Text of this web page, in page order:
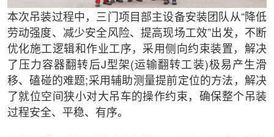
本次吊装过程中，三门项目部主设备安装团队从“降低
劳动强度、减少安全风险、提高现场工效”出发，不断
优化施工逻辑和作业工序，采用侧向约束装置，解决
了压力容器翻转后J型架(运输翻转工装)极易产生滑
移、磕碰的难题;采用辅助测量提前定位的方法，解决
了就位空间狭小对大吊车的操作约束，确保整个吊装
过程安全、平稳、有序。